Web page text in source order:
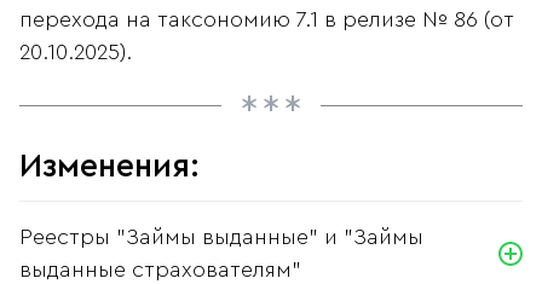
перехода на таксономию 7.1 в релизе № 86 (от
20.10.2025).
Изменения:
Реестры "Займы выданные" и "Займы
выданные страхователям"